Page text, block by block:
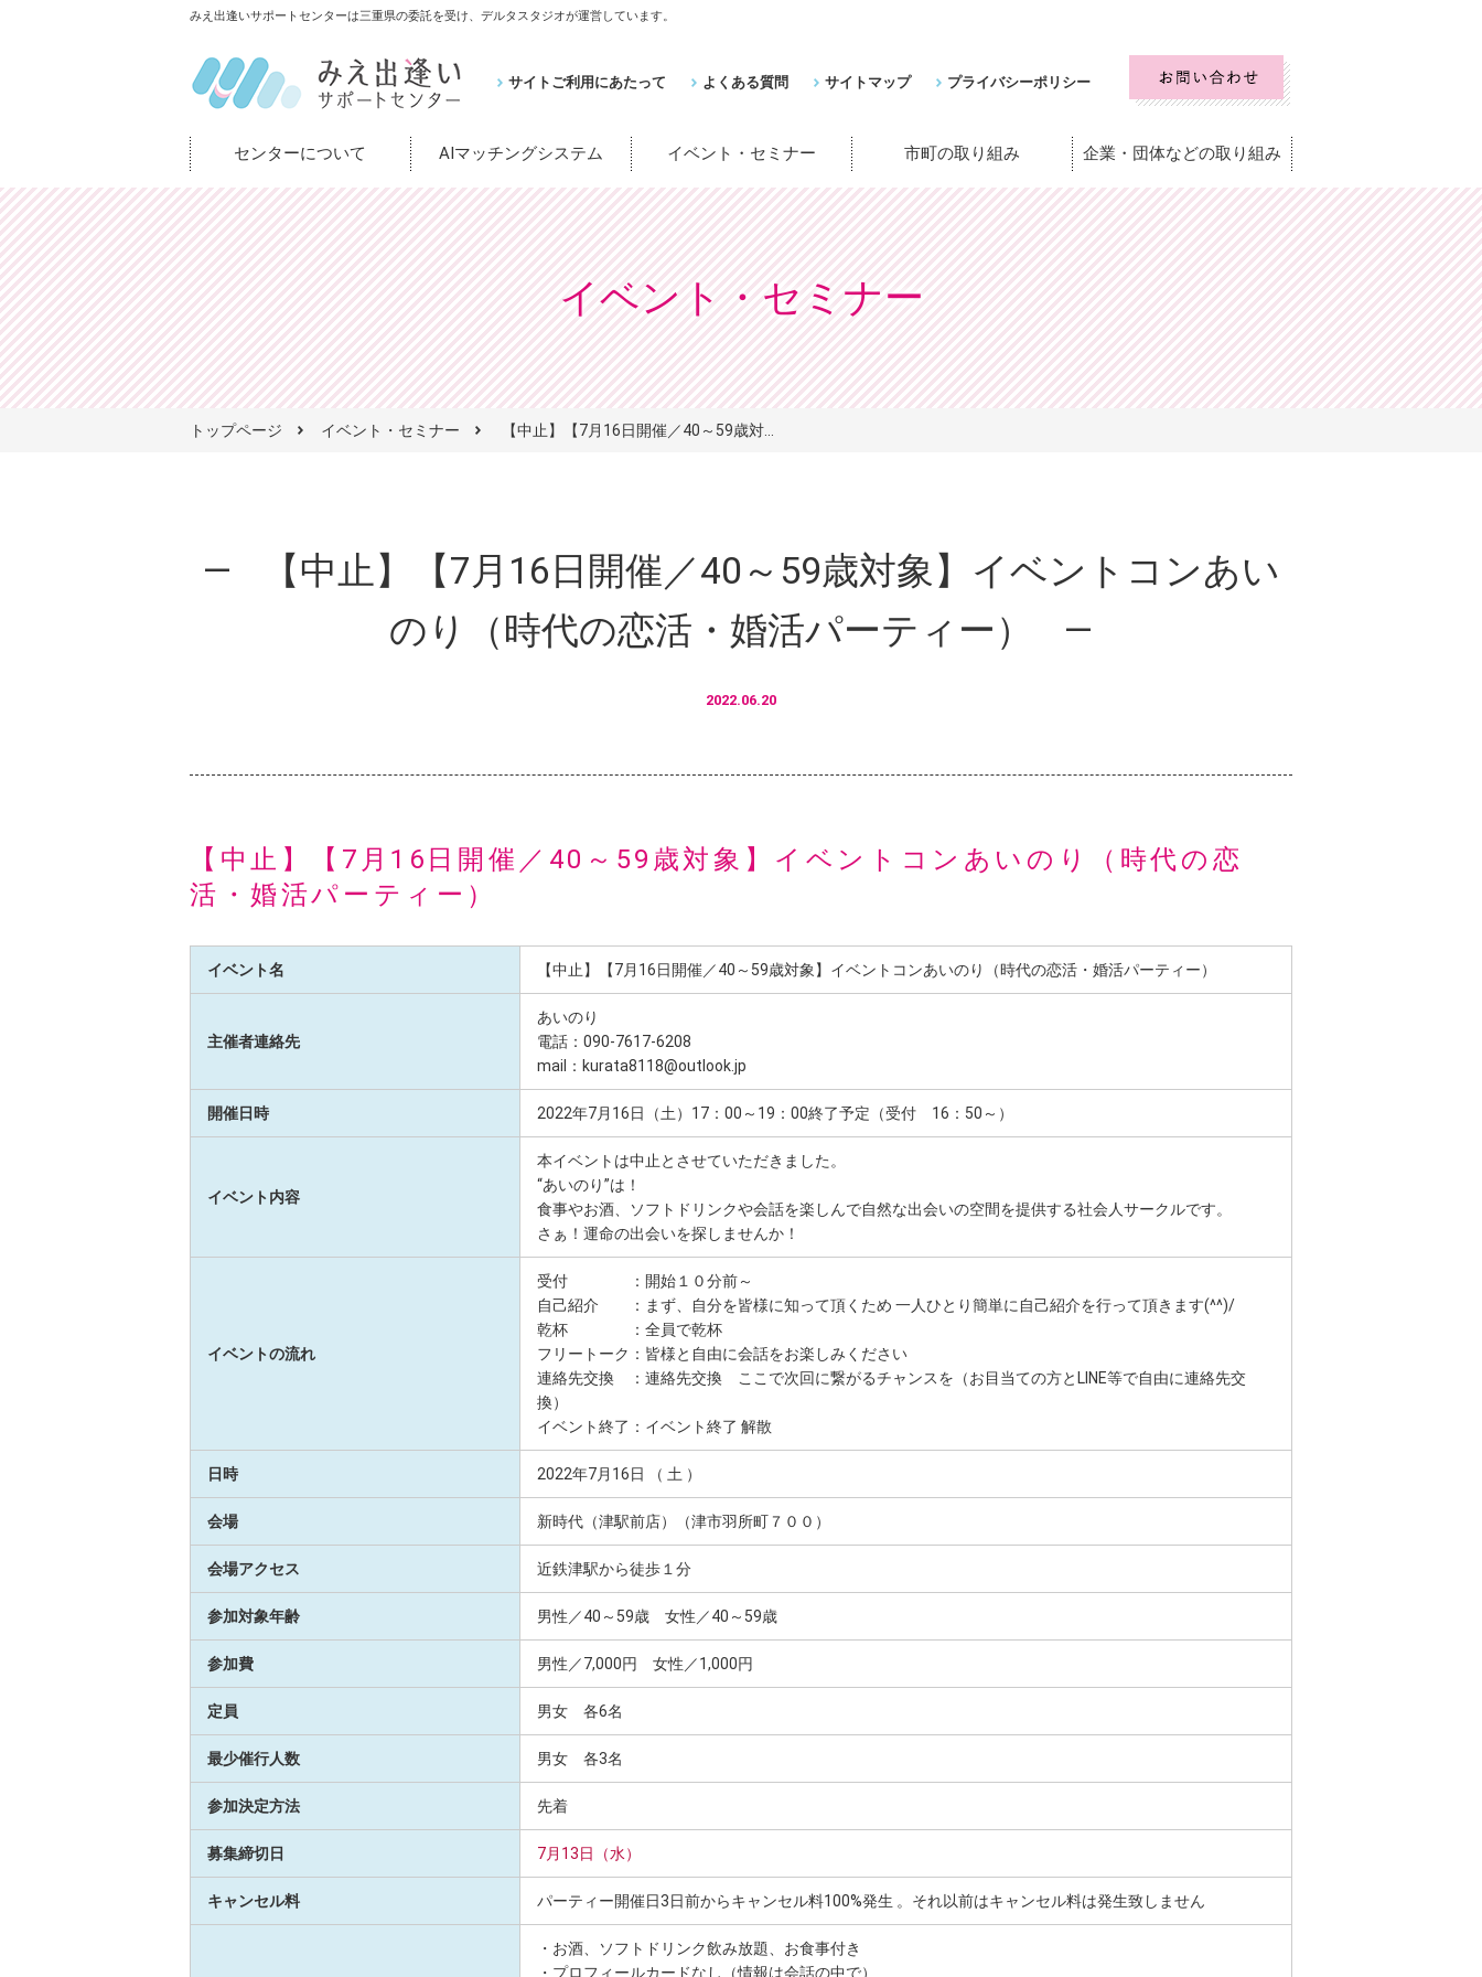
みえ出逢いサポートセンターは三重県の委託を受け、デルタスタジオが運営しています。
サイトご利用にあたって よくある質問 サイトマップ プライバシーポリシー
センターについて AIマッチングシステム イベント・セミナー 市町の取り組み 企業・団体などの取り組み
イベント・セミナー
トップページ イベント・セミナー 【中止】【7月16日開催／40～59歳対...
【中止】【7月16日開催／40～59歳対象】イベントコンあい
のり（時代の恋活・婚活パーティー）
2022.06.20
【中止】【7月16日開催／40～59歳対象】イベントコンあいのり（時代の恋
活・婚活パーティー）
イベント名 【中止】【7月16日開催／40～59歳対象】イベントコンあいのり（時代の恋活・婚活パーティー）
主催者連絡先
あいのり
電話：090-7617-6208
mail：kurata8118@outlook.jp
開催日時 2022年7月16日（土）17：00～19：00終了予定（受付 16：50～）
イベント内容
本イベントは中止とさせていただきました。
“あいのり”は！
食事やお酒、ソフトドリンクや会話を楽しんで自然な出会いの空間を提供する社会人サークルです。
さぁ！運命の出会いを探しませんか！
イベントの流れ
受付 ：開始１０分前～
自己紹介 ：まず、自分を皆様に知って頂くため 一人ひとり簡単に自己紹介を行って頂きます(^^)/
乾杯 ：全員で乾杯
フリートーク：皆様と自由に会話をお楽しみください
連絡先交換 ：連絡先交換 ここで次回に繋がるチャンスを（お目当ての方とLINE等で自由に連絡先交
換）
イベント終了：イベント終了 解散
日時 2022年7月16日 （ 土 ）
会場 新時代（津駅前店）（津市羽所町７００）
会場アクセス 近鉄津駅から徒歩１分
参加対象年齢 男性／40～59歳 女性／40～59歳
参加費 男性／7,000円 女性／1,000円
定員 男女 各6名
最少催行人数 男女 各3名
参加決定方法 先着
募集締切日 7月13日（水）
キャンセル料 パーティー開催⽇3⽇前からキャンセル料100%発⽣ 。それ以前はキャンセル料は発⽣致しません
・お酒、ソフトドリンク飲み放題、お食事付き
・プロフィールカードなし（情報は会話の中で）